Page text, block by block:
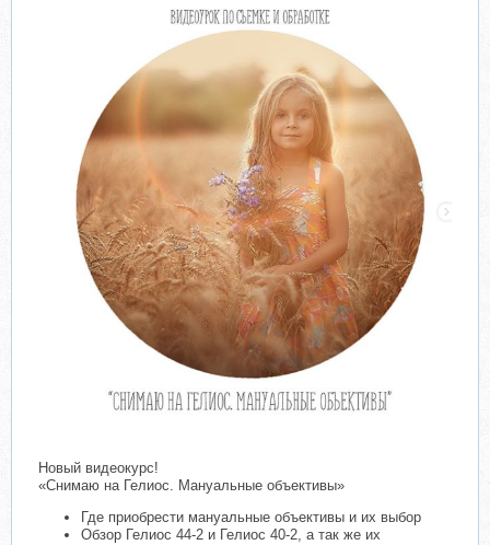
Новый видеокурс!
«Снимаю на Гелиос. Мануальные объективы»
Где приобрести мануальные объективы и их выбор
Обзор Гелиос 44-2 и Гелиос 40-2, а так же их